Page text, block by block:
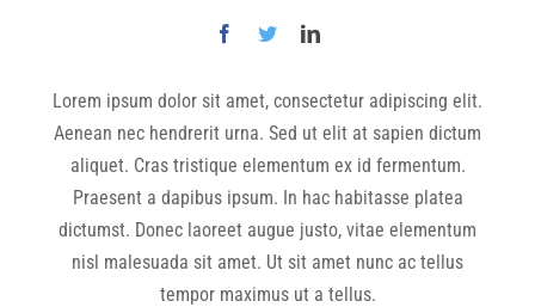
Lorem ipsum dolor sit amet, consectetur adipiscing elit.
Aenean nec hendrerit urna. Sed ut elit at sapien dictum
aliquet. Cras tristique elementum ex id fermentum.
Praesent a dapibus ipsum. In hac habitasse platea
dictumst. Donec laoreet augue justo, vitae elementum
nisl malesuada sit amet. Ut sit amet nunc ac tellus
tempor maximus ut a tellus.